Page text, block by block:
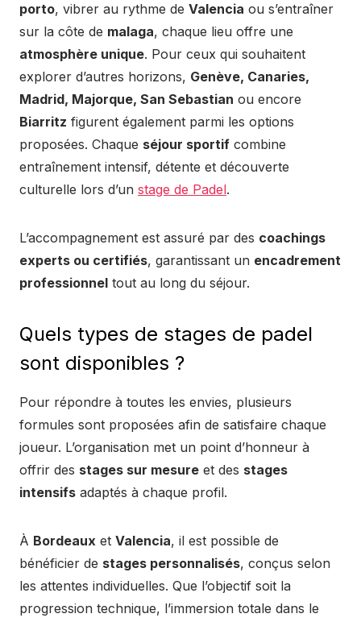
porto, vibrer au rythme de Valencia ou s’entraîner
sur la côte de malaga, chaque lieu offre une
atmosphère unique. Pour ceux qui souhaitent
explorer d’autres horizons, Genève, Canaries,
Madrid, Majorque, San Sebastian ou encore
Biarritz figurent également parmi les options
proposées. Chaque séjour sportif combine
entraînement intensif, détente et découverte
culturelle lors d’un stage de Padel.
L’accompagnement est assuré par des coachings
experts ou certifiés, garantissant un encadrement
professionnel tout au long du séjour.
Quels types de stages de padel
sont disponibles ?
Pour répondre à toutes les envies, plusieurs
formules sont proposées afin de satisfaire chaque
joueur. L’organisation met un point d’honneur à
offrir des stages sur mesure et des stages
intensifs adaptés à chaque profil.
À Bordeaux et Valencia, il est possible de
bénéficier de stages personnalisés, conçus selon
les attentes individuelles. Que l’objectif soit la
progression technique, l’immersion totale dans le